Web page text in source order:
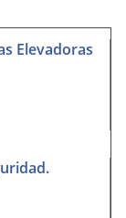
Elevadoras